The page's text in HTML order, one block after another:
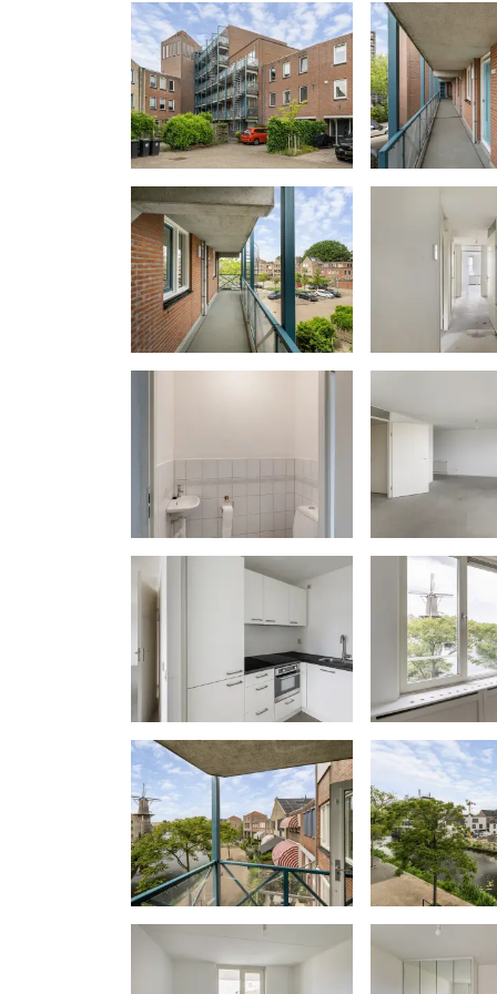
Ouderdomsclausule
Bij woningen ouder dan 30 jaar zal er
ouderdomsclausule worden
Notariskeuze en kosten
hypothecaire inschrijving in het
worden. Zijn de kosten voor deze
BTW dan wordt het meerdere bij de
koper een notaris kiest buiten een
verkochte onroerende zaak dan zijn
berekent voor een eventuele
behoeve van de verkoper voor
Koper is bekend met de
binnen de gemeente Schiedam van
heeft koper doorverwezen naar de
desbetreffende regelgeving. Verkoper
aanvaarden geen enkele
het niet juist naleven van deze
Gunning
Verkoper behoudt zich uitdrukkelijk
aan de gegadigde van zijn keuze.
Nadrukkelijk zij vermeld dat alle
beschouwd worden als een
onderhandeling te treden. Er kunnen
deze informatie.
Vlietlanden NVM Makelaars streeft
brochures en andere uitingen zo
geven. Hoewel de informatie met de
samengesteld aanvaarden wij geen